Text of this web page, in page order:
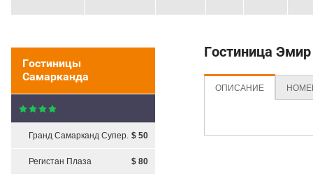
Гостиницы
Самарканда
Гранд Самарканд Супер. $ 50
Регистан Плаза $ 80
строки при наведении
Сайт наполнен тестовой
информацией. Вам
необходимо самостоятельно
заменить ее на другую
Гостиница
ОПИСАНИЕ